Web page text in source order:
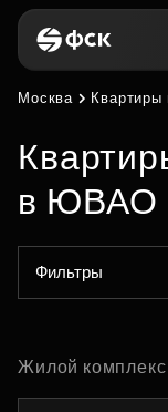
Москва
в ЮВАО
Фильтры
Жилой комплекс